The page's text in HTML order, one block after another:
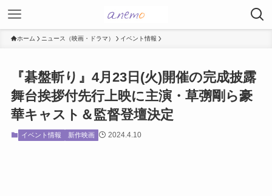
ホーム ニュース（映画・ドラマ） イベント情報
『碁盤斬り』4月23日(火)開催の完成披露
舞台挨拶付先行上映に主演・草彅剛ら豪
華キャスト＆監督登壇決定
イベント情報 新作映画 2024.4.10